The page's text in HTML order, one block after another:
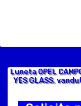
Luneta OPEL
YES GLASS,